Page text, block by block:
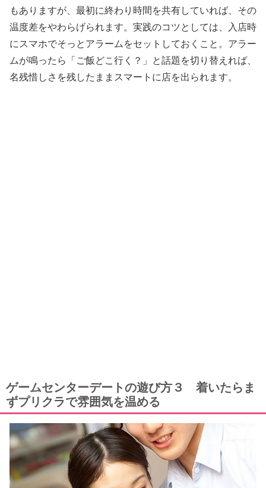
もありますが、最初に終わり時間を共有していれば、その
温度差をやわらげられます。実践のコツとしては、入店時
にスマホでそっとアラームをセットしておくこと。アラー
ムが鳴ったら「ご飯どこ行く？」と話題を切り替えれば、
名残惜しさを残したままスマートに店を出られます。
ゲームセンターデートの遊び方３ 着いたらま
ずプリクラで雰囲気を温める